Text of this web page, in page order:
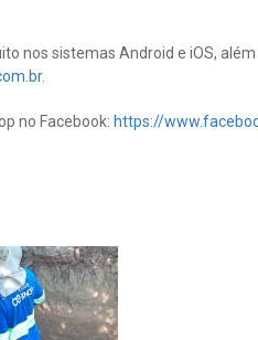
nos sistemas Android e iOS,
.
no Facebook: https://